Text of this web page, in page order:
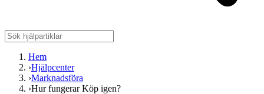
Hem
›Hjälpcenter
›Marknadsföra
›Hur fungerar Köp igen?